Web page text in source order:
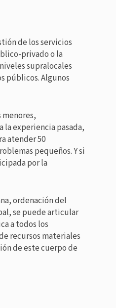
de los servicios
privado o la
supralocales
públicos. Algunos
experiencia pasada,
atender 50
pequeños. Y si
por la
ordenación del
se puede articular
a todos los
recursos materiales
de este cuerpo de